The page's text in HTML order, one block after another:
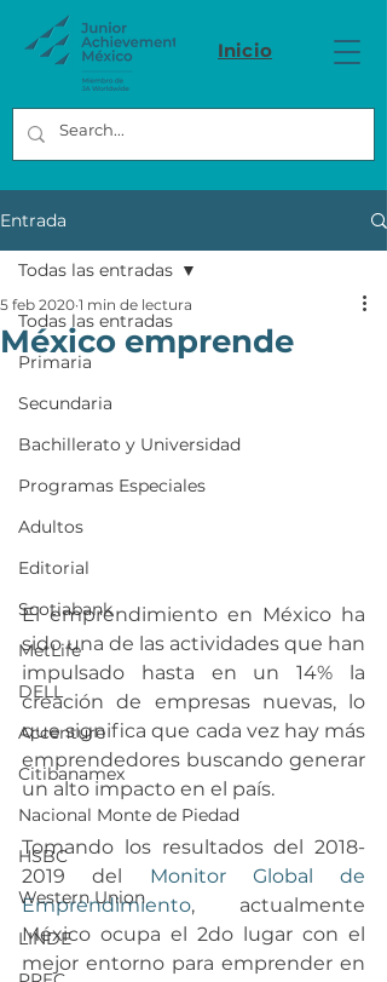
Inicio
Entrada
Todas las entradas
Primaria
Secundaria
Bachillerato y Universidad
Programas Especiales
Adultos
Editorial
Scotiabank
MetLife
DELL
Accenture
Citibanamex
Nacional Monte de Piedad
HSBC
Western Union
LINDE
Todas las entradas
México emprende
5 feb 2020 1 min de lectura
El emprendimiento en México ha
sido una de las actividades que han
impulsado hasta en un 14% la
creación de empresas nuevas, lo
que significa que cada vez hay más
emprendedores buscando generar
un alto impacto en el país.
Tomando los resultados del 2018-
2019 del Monitor Global de
Emprendimiento, actualmente
México ocupa el 2do lugar con el
mejor entorno para emprender en